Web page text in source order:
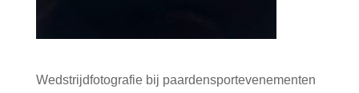
Wedstrijdfotografie bij paardensportevenementen